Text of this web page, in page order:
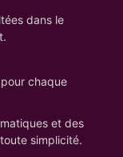
dans le
chaque
et des
simplicité.